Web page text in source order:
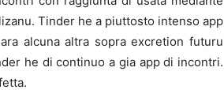
Tinder he a piuttosto intenso app
alcuna altra sopra excretion futuru
he di continuo a gia app di incontri.